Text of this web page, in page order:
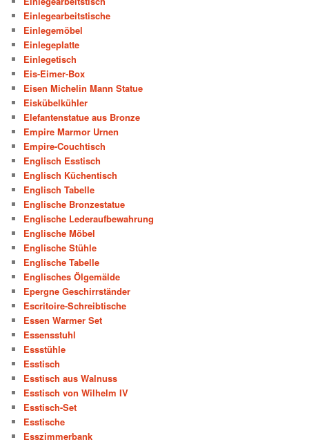
Einlegearbeitstische
Einlegemöbel
Einlegeplatte
Einlegetisch
Eis-Eimer-Box
Eisen Michelin Mann Statue
Eiskübelkühler
Elefantenstatue aus Bronze
Empire Marmor Urnen
Empire-Couchtisch
Englisch Esstisch
Englisch Küchentisch
Englisch Tabelle
Englische Bronzestatue
Englische Lederaufbewahrung
Englische Möbel
Englische Stühle
Englische Tabelle
Englisches Ölgemälde
Epergne Geschirrständer
Escritoire-Schreibtische
Essen Warmer Set
Essensstuhl
Essstühle
Esstisch
Esstisch aus Walnuss
Esstisch von Wilhelm IV
Esstisch-Set
Esstische
Esszimmerbank